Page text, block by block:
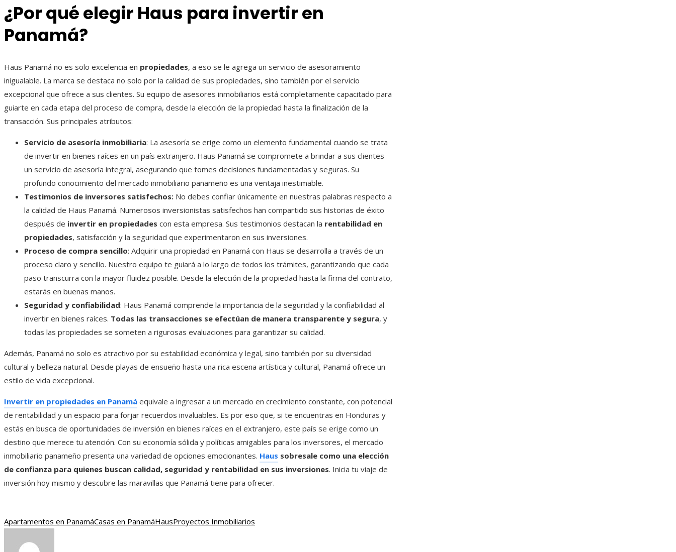
¿Por qué elegir Haus para invertir en
Panamá?
Haus Panamá no es solo excelencia en propiedades, a eso se le agrega un servicio de asesoramiento
inigualable. La marca se destaca no solo por la calidad de sus propiedades, sino también por el servicio
excepcional que ofrece a sus clientes. Su equipo de asesores inmobiliarios está completamente capacitado para
guiarte en cada etapa del proceso de compra, desde la elección de la propiedad hasta la finalización de la
transacción. Sus principales atributos:
Servicio de asesoría inmobiliaria: La asesoría se erige como un elemento fundamental cuando se trata
de invertir en bienes raíces en un país extranjero. Haus Panamá se compromete a brindar a sus clientes
un servicio de asesoría integral, asegurando que tomes decisiones fundamentadas y seguras. Su
profundo conocimiento del mercado inmobiliario panameño es una ventaja inestimable.
Testimonios de inversores satisfechos: No debes confiar únicamente en nuestras palabras respecto a
la calidad de Haus Panamá. Numerosos inversionistas satisfechos han compartido sus historias de éxito
después de invertir en propiedades con esta empresa. Sus testimonios destacan la rentabilidad en
propiedades, satisfacción y la seguridad que experimentaron en sus inversiones.
Proceso de compra sencillo: Adquirir una propiedad en Panamá con Haus se desarrolla a través de un
proceso claro y sencillo. Nuestro equipo te guiará a lo largo de todos los trámites, garantizando que cada
paso transcurra con la mayor fluidez posible. Desde la elección de la propiedad hasta la firma del contrato,
estarás en buenas manos.
Seguridad y confiabilidad: Haus Panamá comprende la importancia de la seguridad y la confiabilidad al
invertir en bienes raíces. Todas las transacciones se efectúan de manera transparente y segura, y
todas las propiedades se someten a rigurosas evaluaciones para garantizar su calidad.
Además, Panamá no solo es atractivo por su estabilidad económica y legal, sino también por su diversidad
cultural y belleza natural. Desde playas de ensueño hasta una rica escena artística y cultural, Panamá ofrece un
estilo de vida excepcional.
Invertir en propiedades en Panamá equivale a ingresar a un mercado en crecimiento constante, con potencial
de rentabilidad y un espacio para forjar recuerdos invaluables. Es por eso que, si te encuentras en Honduras y
estás en busca de oportunidades de inversión en bienes raíces en el extranjero, este país se erige como un
destino que merece tu atención. Con su economía sólida y políticas amigables para los inversores, el mercado
inmobiliario panameño presenta una variedad de opciones emocionantes. Haus sobresale como una elección
de confianza para quienes buscan calidad, seguridad y rentabilidad en sus inversiones. Inicia tu viaje de
inversión hoy mismo y descubre las maravillas que Panamá tiene para ofrecer.
Apartamentos en PanamáCasas en PanamáHausProyectos Inmobiliarios